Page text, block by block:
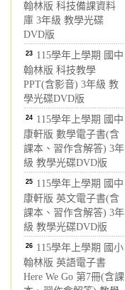
翰林版 科技備課資料
庫 3年級 教學光碟
DVD版
23 115學年上學期 國中
翰林版 科技教學
PPT(含影音) 3年級 教
學光碟DVD版
24 115學年上學期 國中
康軒版 數學電子書(含
課本、習作含解答) 3年
級 教學光碟DVD版
25 115學年上學期 國中
康軒版 英文電子書(含
課本、習作含解答) 3年
級 教學光碟DVD版
26 115學年上學期 國小
翰林版 英語電子書
Here We Go 第7冊(含課